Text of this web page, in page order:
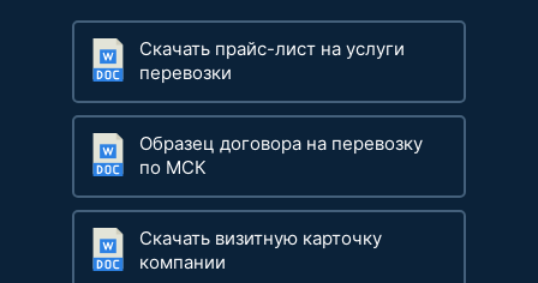
Скачать прайс-лист на услуги
перевозки
Образец договора на перевозку
по МСК
Скачать визитную карточку
компании